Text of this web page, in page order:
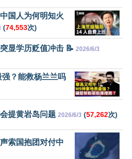
国人为何明知火
(74,553次)
显学历贬值冲击 📝 2026/6/3
？能救杨兰兰吗
提黄岩岛问题 2026/6/3 (57,262次)
索国抱团对付中